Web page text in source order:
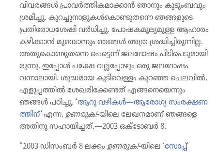
വിവരങ്ങൾ പ്രാവർത്തി​ക​മാ​ക്കാൻ ഞാനും കുടും​ബ​വും
ശ്രമിച്ചു. കുറച്ചു​നാ​ളു​കൾകൊ​ണ്ടു​തന്നെ ഞങ്ങളുടെ
പ്രതിരോ​ധശേഷി വർധിച്ചു. പോഷ​ക​മൂ​ല്യ​മുള്ള ആഹാരം
കഴിക്കാൻ മുമ്പൊ​ന്നും ഞങ്ങൾ അത്ര ശ്രദ്ധി​ച്ചി​രു​ന്നില്ല.
അതു​കൊ​ണ്ടു​തന്നെ പെട്ടെന്ന്‌ ജലദോ​ഷം പിടിപെ​ടു​മാ​യി​
രു​ന്നു. ഇപ്പോൾ പക്ഷേ വല്ലപ്പോ​ഴും ഒരു ജലദോ​ഷം
വന്നാലാ​യി. ശുദ്ധമായ കുടിവെള്ളം കുറഞ്ഞ ചെലവിൽ,
എളുപ്പ​ത്തിൽ ശേഖരിക്കേ​ണ്ടത്‌ എങ്ങനെയെ​ന്നും
ഞങ്ങൾ പഠിച്ചു. ‘ആറു വഴികൾ—ആരോഗ്യ സംരക്ഷ​ണ​
ത്തിന്‌’ എന്ന, ഉണരുക!-യിലെ ലേഖന​മാണ്‌ ഞങ്ങളെ
അതിനു സഹായി​ച്ചത്‌.—2003 ഒക്‌ടോ​ബർ 8.
“2003 ഡിസംബർ 8 ലക്കം ഉണരുക!-യിലെ ‘സോപ്പ്‌